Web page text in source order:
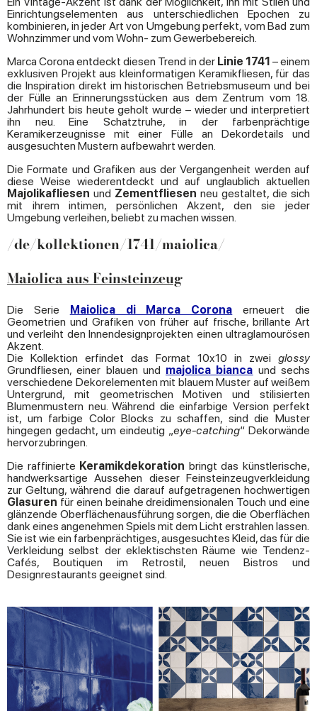
Einrichtungselementen aus unterschiedlichen Epochen zu
kombinieren, in jeder Art von Umgebung perfekt, vom Bad zum
Wohnzimmer und vom Wohn- zum Gewerbebereich.
Marca Corona entdeckt diesen Trend in der Linie 1741 – einem
exklusiven Projekt aus kleinformatigen Keramikfliesen, für das
die Inspiration direkt im historischen Betriebsmuseum und bei
der Fülle an Erinnerungsstücken aus dem Zentrum vom 18.
Jahrhundert bis heute geholt wurde – wieder und interpretiert
ihn neu. Eine Schatztruhe, in der farbenprächtige
Keramikerzeugnisse mit einer Fülle an Dekordetails und
ausgesuchten Mustern aufbewahrt werden.
Die Formate und Grafiken aus der Vergangenheit werden auf
diese Weise wiederentdeckt und auf unglaublich aktuellen
Majolikafliesen und Zementfliesen neu gestaltet, die sich
mit ihrem intimen, persönlichen Akzent, den sie jeder
Umgebung verleihen, beliebt zu machen wissen.
/de/kollektionen/1741/maiolica/
Maiolica aus Feinsteinzeug
Die Serie Maiolica di Marca Corona erneuert die
Geometrien und Grafiken von früher auf frische, brillante Art
und verleiht den Innendesignprojekten einen ultraglamourösen
Akzent.
Die Kollektion erfindet das Format 10x10 in zwei glossy
Grundfliesen, einer blauen und majolica bianca und sechs
verschiedene Dekorelementen mit blauem Muster auf weißem
Untergrund, mit geometrischen Motiven und stilisierten
Blumenmustern neu. Während die einfarbige Version perfekt
ist, um farbige Color Blocks zu schaffen, sind die Muster
hingegen gedacht, um eindeutig „eye-catching“ Dekorwände
hervorzubringen.
Die raffinierte Keramikdekoration bringt das künstlerische,
handwerksartige Aussehen dieser Feinsteinzeugverkleidung
zur Geltung, während die darauf aufgetragenen hochwertigen
Glasuren für einen beinahe dreidimensionalen Touch und eine
glänzende Oberflächenausführung sorgen, die die Oberflächen
dank eines angenehmen Spiels mit dem Licht erstrahlen lassen.
Sie ist wie ein farbenprächtiges, ausgesuchtes Kleid, das für die
Verkleidung selbst der eklektischsten Räume wie Tendenz-
Cafés, Boutiquen im Retrostil, neuen Bistros und
Designrestaurants geeignet sind.